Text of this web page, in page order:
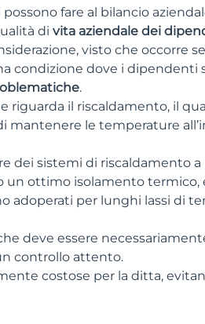
fare al bilancio
di vita aziendale dei
visto che occorre
condizione dove i dipendenti
.
il riscaldamento, il
mantenere le temperature
dei sistemi di riscaldamento
un ottimo isolamento
adoperati per lunghi lassi di
deve essere
controllo attento.
costose per la ditta,